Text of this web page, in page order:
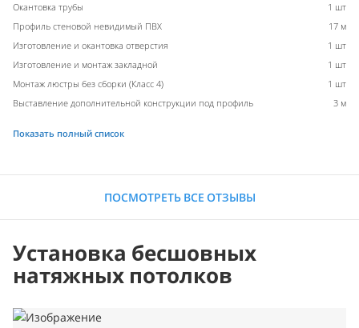
Окантовка трубы
1 шт
Профиль стеновой невидимый ПВХ
17 м
Изготовление и окантовка отверстия
1 шт
Изготовление и монтаж закладной
1 шт
Монтаж люстры без сборки (Класс 4)
1 шт
Выставление дополнительной конструкции под профиль
3 м
Показать полный список
ПОСМОТРЕТЬ ВСЕ ОТЗЫВЫ
Установка бесшовных
натяжных потолков